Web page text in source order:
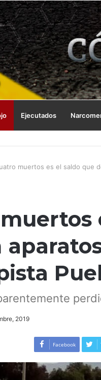
Ejecutados
muertos es el saldo que
2019
Facebook